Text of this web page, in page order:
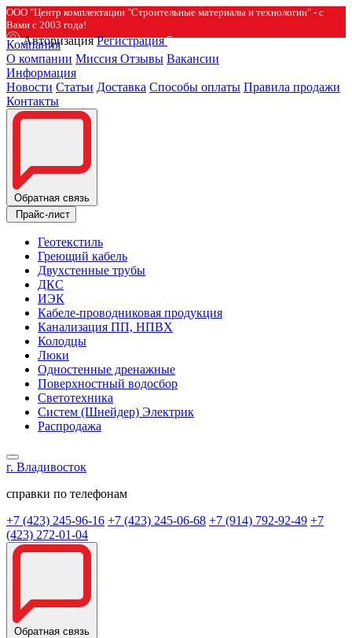
ООО "Центр комплектации "Строительные материалы и технологии" - с
Вами с 2003 года!
Авторизация Регистрация
Компания
О компании Миссия Отзывы Вакансии
Информация
Новости Статьи Доставка Способы оплаты Правила продажи
Контакты
Обратная связь
Прайс-лист
Геотекстиль
Греющий кабель
Двухстенные трубы
ДКС
ИЭК
Кабеле-проводниковая продукция
Канализация ПП, НПВХ
Колодцы
Люки
Одностенные дренажные
Поверхностный водосбор
Светотехника
Систем (Шнейдер) Электрик
Распродажа
г. Владивосток
справки по телефонам
+7 (423) 245-96-16 +7 (423) 245-06-68 +7 (914) 792-92-49 +7
(423) 272-01-04
Обратная связь